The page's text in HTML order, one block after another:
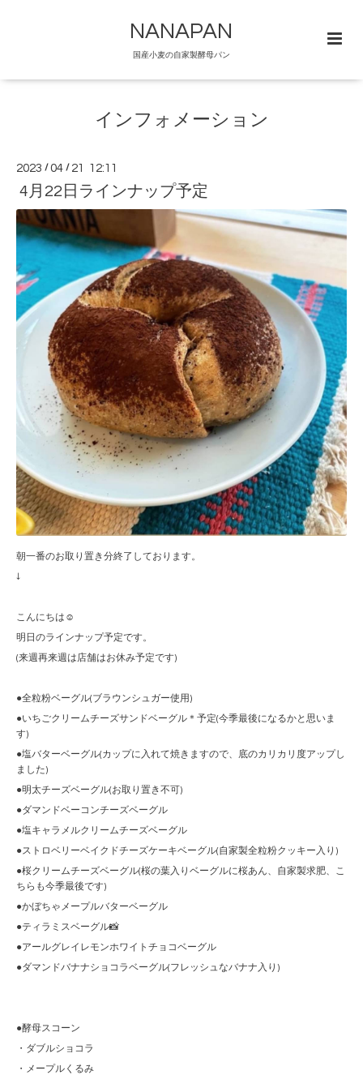
NANAPAN
国産小麦の自家製酵母パン
インフォメーション
2023 /04 / 21 12:11
4月22日ラインナップ予定
朝一番のお取り置き分終了しております。
↓
こんにちは☺︎
明日のラインナップ予定です。
(来週再来週は店舗はお休み予定です)
●全粒粉ベーグル(ブラウンシュガー使用)
●いちごクリームチーズサンドベーグル＊予定(今季最後になるかと思いま
す)
●塩バターベーグル(カップに入れて焼きますので、底のカリカリ度アップし
ました)
●明太チーズベーグル(お取り置き不可)
●ダマンドベーコンチーズベーグル
●塩キャラメルクリームチーズベーグル
●ストロベリーベイクドチーズケーキベーグル(自家製全粒粉クッキー入り)
●桜クリームチーズベーグル(桜の葉入りベーグルに桜あん、自家製求肥、こ
ちらも今季最後です)
●かぼちゃメープルバターベーグル
●ティラミスベーグル📸
●アールグレイレモンホワイトチョコベーグル
●ダマンドバナナショコラベーグル(フレッシュなバナナ入り)
●酵母スコーン
・ダブルショコラ
・メープルくるみ